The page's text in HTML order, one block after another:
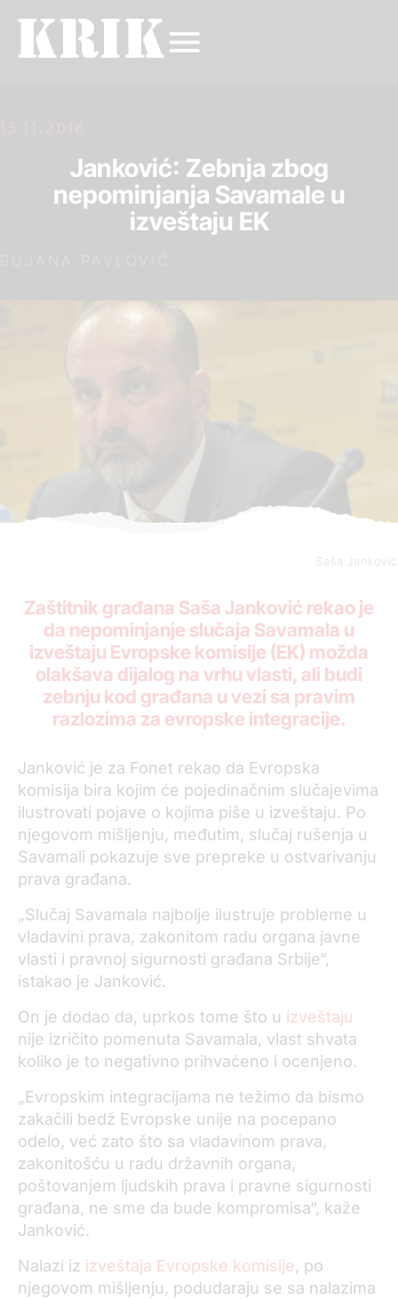
15.11.2016.
Janković: Zebnja zbog
nepominjanja Savamale u
izveštaju EK
Saša Janković
Zaštitnik građana Saša Janković rekao je
da nepominjanje slučaja Savamala u
izveštaju Evropske komisije (EK) možda
olakšava dijalog na vrhu vlasti, ali budi
zebnju kod građana u vezi sa pravim
razlozima za evropske integracije.
Janković je za Fonet rekao da Evropska
komisija bira kojim će pojedinačnim slučajevima
ilustrovati pojave o kojima piše u izveštaju. Po
njegovom mišljenju, međutim, slučaj rušenja u
Savamali pokazuje sve prepreke u ostvarivanju
prava građana.
„Slučaj Savamala najbolje ilustruje probleme u
vladavini prava, zakonitom radu organa javne
vlasti i pravnoj sigurnosti građana Srbije“,
istakao je Janković.
On je dodao da, uprkos tome što u izveštaju
nije izričito pomenuta Savamala, vlast shvata
koliko je to negativno prihvaćeno i ocenjeno.
„Evropskim integracijama ne težimo da bismo
zakačili bedž Evropske unije na pocepano
odelo, već zato što sa vladavinom prava,
zakonitošću u radu državnih organa,
poštovanjem ljudskih prava i pravne sigurnosti
građana, ne sme da bude kompromisa“, kaže
Janković.
Nalazi iz izveštaja Evropske komisije, po
njegovom mišljenju, podudaraju se sa nalazima